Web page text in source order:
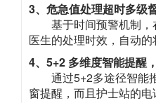
3、危急值处理超时多级
基于时间预警机制
医生的处理时效，自动
4、5+2 多维度智能提醒
通过5+2多途径智能
窗提醒，而且护士站的